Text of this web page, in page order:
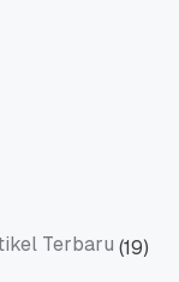
Terbaru (19)